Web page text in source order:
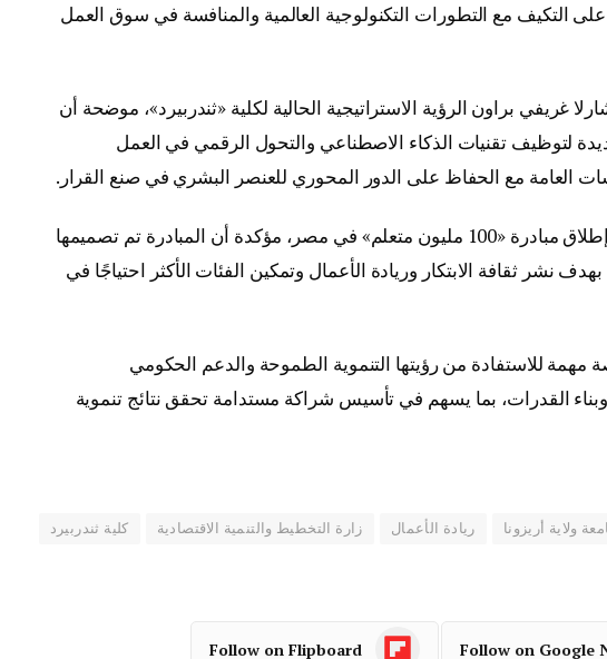
التكيف مع التطورات التكنولوجية العالمية والمنافسة في سوق العمل
غريفي براون الرؤية الاستراتيجية الحالية لكلية «ثندربيرد»، موضحة أن
لتوظيف تقنيات الذكاء الاصطناعي والتحول الرقمي في العمل
العامة مع الحفاظ على الدور المحوري للعنصر البشري في صنع القرار.
وأعلنت عميدة الكلية تطلعها إلى إطلاق مبادرة «100 مليون متعلم» في مصر، مؤكدة أن المبادرة تم تصميمها
نشر ثقافة الابتكار وريادة الأعمال وتمكين الفئات الأكثر احتياجًا في
للاستفادة من رؤيتها التنموية الطموحة والدعم الحكومي
القدرات، بما يسهم في تأسيس شراكة مستدامة تحقق نتائج تنموية
ولاية أريزونا ريادة الأعمال زارة التخطيط والتنمية الاقتصادية كلية ثندربيرد
Follow on Google
Follow on Flipboard